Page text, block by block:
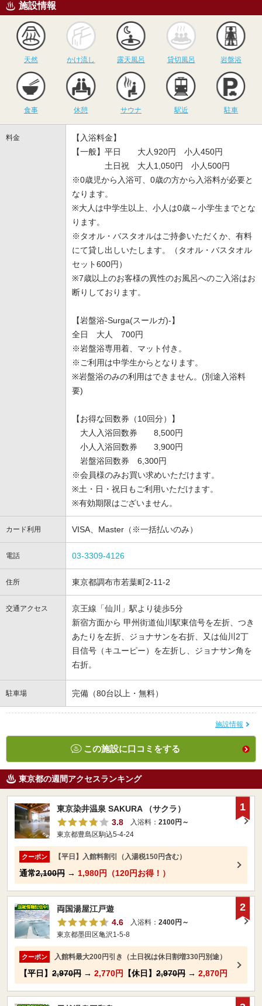
施設情報
天然
かけ流し
かけ流し
露天風呂
露天風呂
貸切風呂
貸切風呂 岩盤浴
食事 休憩
サウナ
サウナ 駅近 駐車
料金
【入浴料金】
【一般】平日 大人920円 小人450円
土日祝 大人1,050円 小人500円
※0歳児から入浴可、0歳の方から入浴料が必要と
なります。
※大人は中学生以上、小人は0歳～小学生までとな
ります。
※タオル・バスタオルはご持参いただくか、有料
にて貸し出しいたします。（タオル・バスタオル
セット600円）
※7歳以上のお客様の異性のお風呂へのご入浴はお
断りしております。
【岩盤浴-Surga(スールガ)-】
全日 大人 700円
※岩盤浴専用着、マット付き。
※ご利用は中学生からとなります。
※岩盤浴のみの利用はできません。(別途入浴料
要)
【お得な回数券（10回分）】
大人入浴回数券 8,500円
小人入浴回数券 3,900円
岩盤浴回数券 6,300円
※会員様のみお買い求めいただけます。
※土・日・祝日もご利用いただけます。
※有効期限はございません。
カード利用 VISA、Master（※一括払いのみ）
電話 03-3309-4126
住所 東京都調布市若葉町2-11-2
交通アクセス
京王線「仙川」駅より徒歩5分
新宿方面から 甲州街道仙川駅東信号を左折、つき
あたりを左折、ジョナサンを右折、又は仙川2丁
目信号（キユーピー）を左折し、ジョナサン角を
右折。
駐車場 完備（80台以上・無料）
施設情報
この施設に口コミをする
東京都の週間アクセスランキング
東京染井温泉 SAKURA （サクラ）
3.8
入浴料： 2100円～
東京都豊島区駒込5-4-24
クーポン 【平日】入館料割引（入湯税150円含む）
通常2,100円 → 1,980円（120円お得！）
1
両国湯屋江戸遊
4.6
入浴料： 2400円～
東京都墨田区亀沢1-5-8
クーポン 入館料最大200円引き（土日祝は休日割増330円別途）
【平日】 2,970円 → 2,770円 【休日】 2,970円 → 2,870円
2